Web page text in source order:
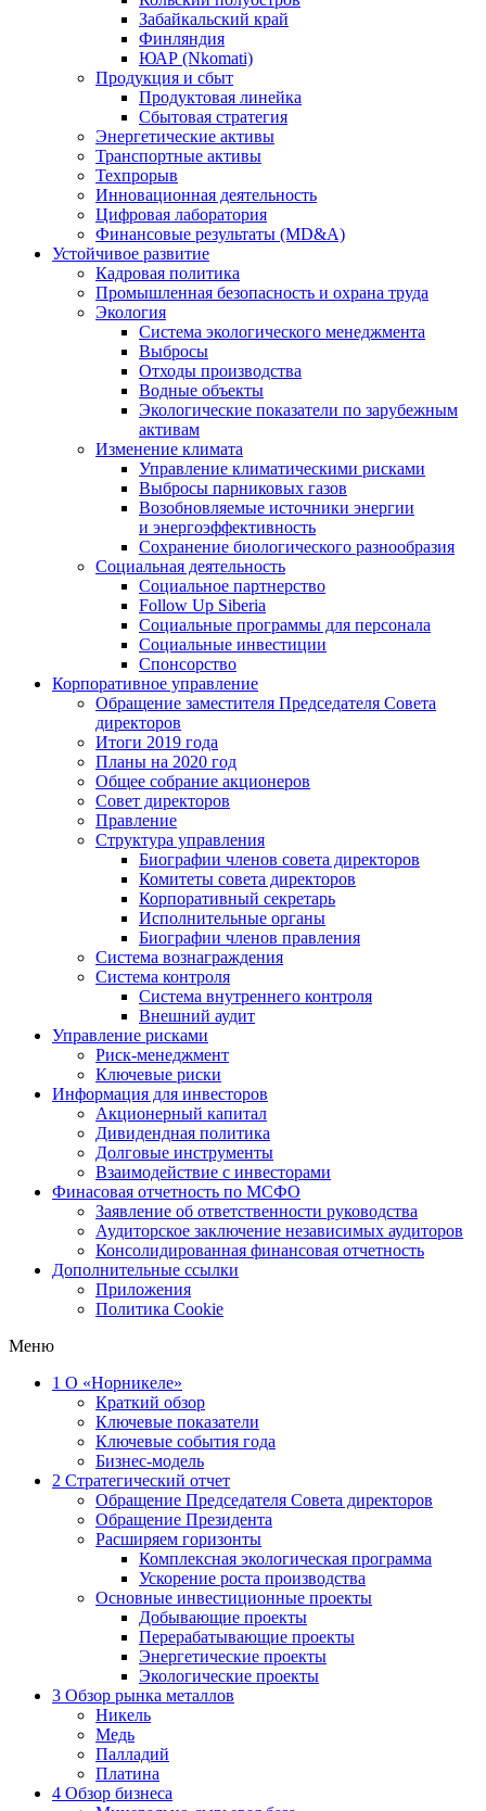
Забайкальский край
Финляндия
ЮАР (Nkomati)
Продукция и сбыт
Продуктовая линейка
Сбытовая стратегия
Энергетические активы
Транспортные активы
Техпрорыв
Инновационная деятельность
Цифровая лаборатория
Финансовые результаты (MD&A)
Устойчивое развитие
Кадровая политика
Промышленная безопасность и охрана труда
Экология
Система экологического менеджмента
Выбросы
Отходы производства
Водные объекты
Экологические показатели по зарубежным
активам
Изменение климата
Управление климатическими рисками
Выбросы парниковых газов
Возобновляемые источники энергии
и энергоэффективность
Сохранение биологического разнообразия
Социальная деятельность
Социальное партнерство
Follow Up Siberia
Социальные программы для персонала
Социальные инвестиции
Спонсорство
Корпоративное управление
Обращение заместителя Председателя Совета
директоров
Итоги 2019 года
Планы на 2020 год
Общее собрание акционеров
Совет директоров
Правление
Структура управления
Биографии членов совета директоров
Комитеты совета директоров
Корпоративный секретарь
Исполнительные органы
Биографии членов правления
Система вознаграждения
Система контроля
Система внутреннего контроля
Внешний аудит
Управление рисками
Риск-менеджмент
Ключевые риски
Информация для инвесторов
Акционерный капитал
Дивидендная политика
Долговые инструменты
Взаимодействие с инвеcторами
Финасовая отчетность по МСФО
Заявление об ответственности руководства
Аудиторское заключение независимых аудиторов
Консолидированная финансовая отчетность
Дополнительные ссылки
Приложения
Политика Cookie
Меню
1 О «Норникеле»
Краткий обзор
Ключевые показатели
Ключевые события года
Бизнес-модель
2 Стратегический отчет
Обращение Председателя Совета директоров
Обращение Президента
Расширяем горизонты
Комплексная экологическая программа
Ускорение роста производства
Основные инвестиционные проекты
Добывающие проекты
Перерабатывающие проекты
Энергетические проекты
Экологические проекты
3 Обзор рынка металлов
Никель
Медь
Палладий
Платина
4 Обзор бизнеса